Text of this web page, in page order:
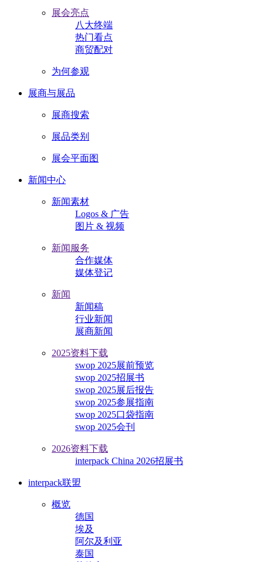
展会亮点
八大终端
热门看点
商贸配对
为何参观
展商与展品
展商搜索
展品类别
展会平面图
新闻中心
新闻素材
Logos & 广告
图片 & 视频
新闻服务
合作媒体
媒体登记
新闻
新闻稿
行业新闻
展商新闻
2025资料下载
swop 2025展前预览
swop 2025招展书
swop 2025展后报告
swop 2025参展指南
swop 2025口袋指南
swop 2025会刊
2026资料下载
interpack China 2026招展书
interpack联盟
概览
德国
埃及
阿尔及利亚
泰国